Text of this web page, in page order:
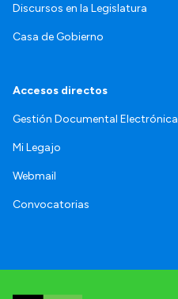
Discursos en la Legislatura
Casa de Gobierno
Accesos directos
Gestión Documental Electrónica
Mi Legajo
Webmail
Convocatorias